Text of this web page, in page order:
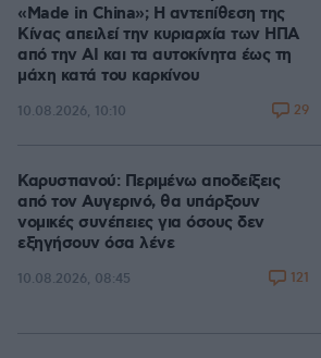
«Made in China»; Η αντεπίθεση της
Κίνας απειλεί την κυριαρχία των ΗΠΑ
από την ΑΙ και τα αυτοκίνητα έως τη
μάχη κατά του καρκίνου
10.08.2026, 10:10 29
Καρυστιανού: Περιμένω αποδείξεις
από τον Αυγερινό, θα υπάρξουν
νομικές συνέπειες για όσους δεν
εξηγήσουν όσα λένε
10.08.2026, 08:45 121